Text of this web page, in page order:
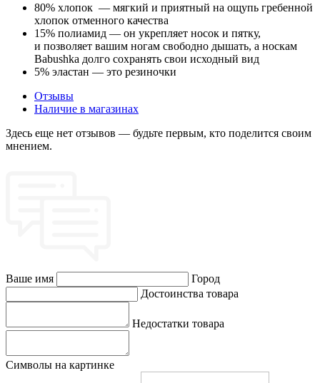
80% хлопок — мягкий и приятный на ощупь гребенной
хлопок отменного качества
15% полиамид — он укрепляет носок и пятку,
и позволяет вашим ногам свободно дышать, а носкам
Babushka долго сохранять свои исходный вид
5% эластан — это резиночки
Отзывы
Наличие в магазинах
Здесь еще нет отзывов — будьте первым, кто поделится своим
мнением.
Ваше имя
Город
Достоинства товара
Недостатки товара
Символы на картинке